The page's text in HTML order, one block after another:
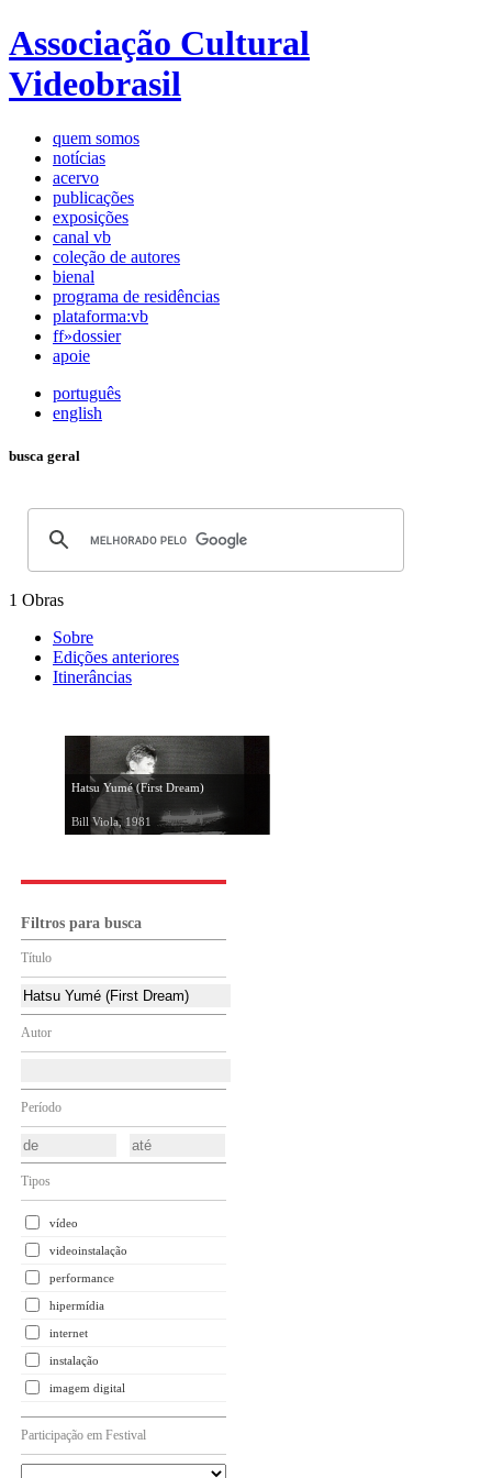
Associação Cultural
Videobrasil
quem somos
notícias
acervo
publicações
exposições
canal vb
coleção de autores
bienal
programa de residências
plataforma:vb
ff»dossier
apoie
português
english
busca geral
1 Obras
Sobre
Edições anteriores
Itinerâncias
Hatsu Yumé (First Dream)
Bill Viola, 1981
Filtros para busca
Título
Autor
Período
Tipos
vídeo
videoinstalação
performance
hipermídia
internet
instalação
imagem digital
Participação em Festival